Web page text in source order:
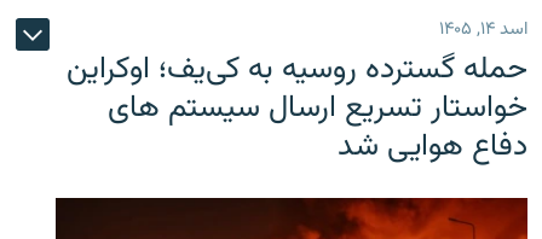
اسد ۱۴, ۱۴۰۵
حمله گسترده روسیه به کی‌یف؛ اوکراین
خواستار تسریع ارسال سیستم های
دفاع هوایی شد